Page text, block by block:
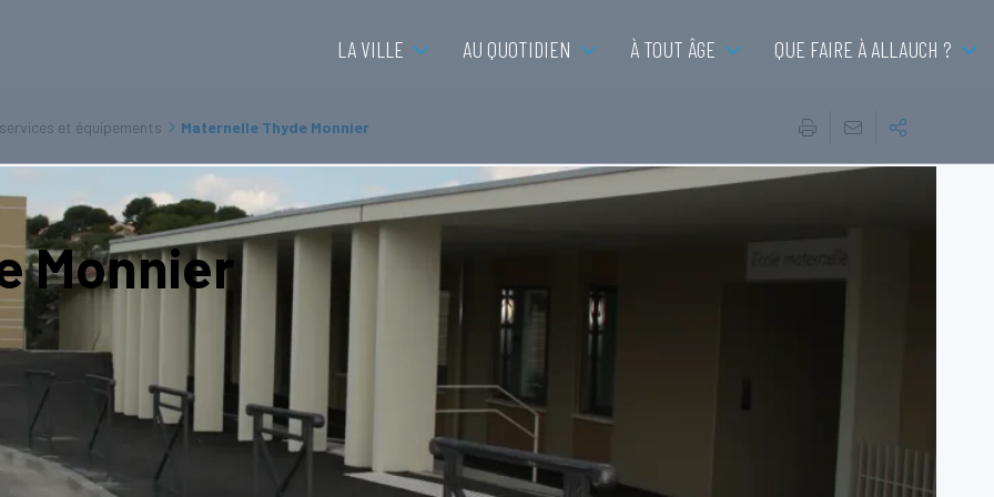
LA VILLE AU QUOTIDIEN À TOUT ÂGE QUE FAIRE À ALLAUCH ?
et équipements Maternelle Thyde Monnier
Monnier